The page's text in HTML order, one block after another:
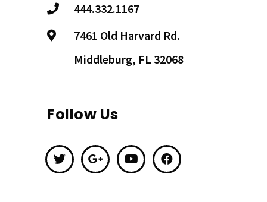
444.332.1167
7461 Old Harvard Rd.
Middleburg, FL 32068
Follow Us